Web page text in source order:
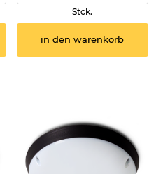
Stck.
in den warenkorb